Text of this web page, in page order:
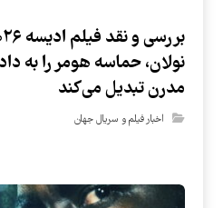
نولان، حماسه هومر را به
مدرن تبدیل می‌کند
اخبار فیلم و سریال جهان